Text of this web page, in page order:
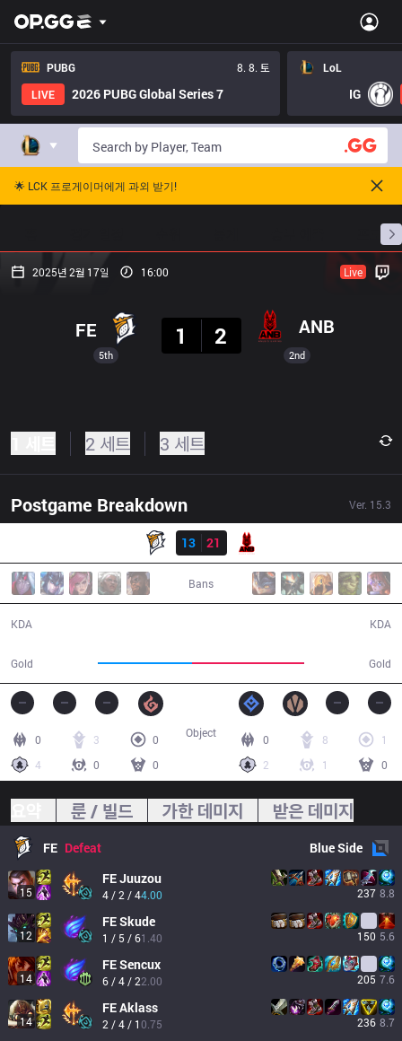
PUBG
8. 8. 토
LIVE
2026 PUBG Global Series 7
LoL
IG
🌟 LCK 프로게이머에게 과외 받기!
프로빌
2025년 2월 17일 16:00 Live
5th
FE
1
2 ANB
2nd
2 세트 3 세트
Postgame Breakdown Ver. 15.3
13
21
Bans
KDA
Gold Gold
KDA
0 3
0
4
0 0
0 8
1
2
1 0
Object
룬 / 빌드 가한 데미지 받은 데미지
FE Defeat BlueSide
15
FEJuuzou
4 / 2 / 44.00 237 8.8
12
FESkude
1 / 5 / 61.40 150 5.6
14
FESencux
6 / 4 / 22.00 205 7.6
14
FEAklass
2 / 4 / 10.75 236 8.7